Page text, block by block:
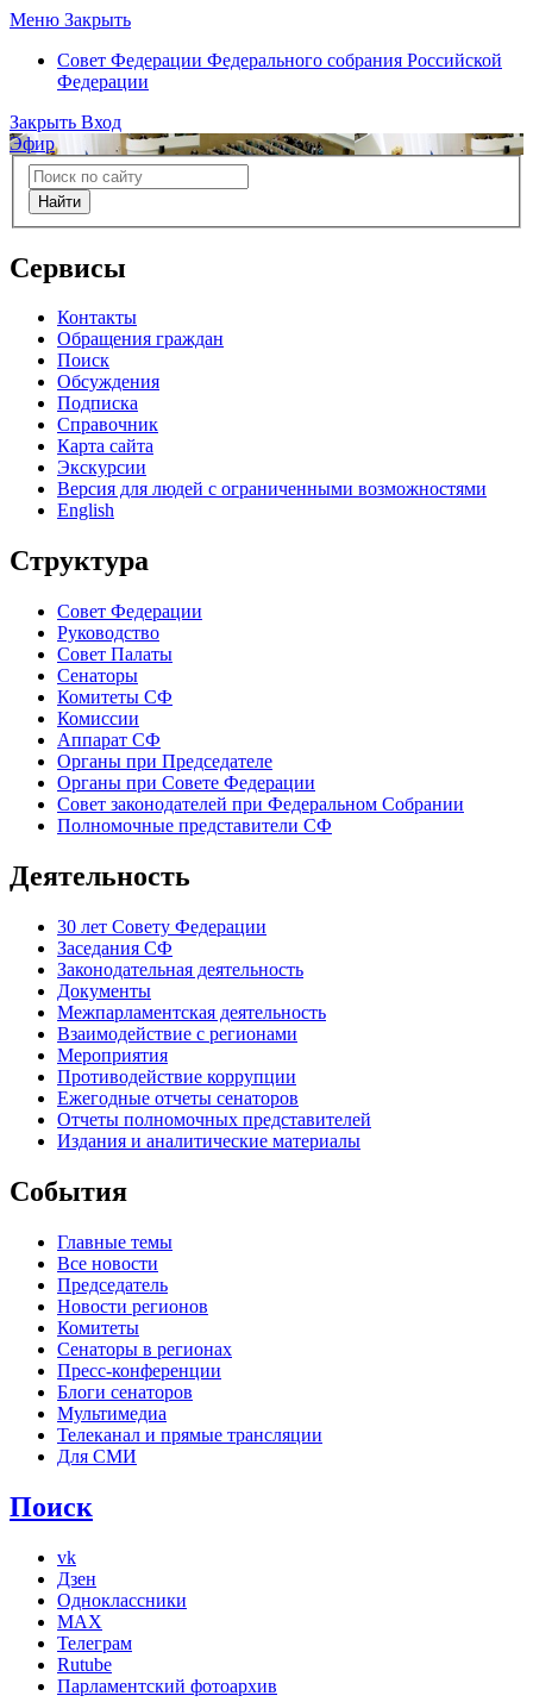
Меню Закрыть
Совет Федерации Федерального собрания Российской
Федерации
Закрыть Вход
Эфир
Найти
Сервисы
Контакты
Обращения граждан
Поиск
Обсуждения
Подписка
Справочник
Карта сайта
Экскурсии
Версия для людей с ограниченными возможностями
English
Структура
Совет Федерации
Руководство
Совет Палаты
Сенаторы
Комитеты СФ
Комиссии
Аппарат СФ
Органы при Председателе
Органы при Совете Федерации
Совет законодателей при Федеральном Собрании
Полномочные представители СФ
Деятельность
30 лет Совету Федерации
Заседания СФ
Законодательная деятельность
Документы
Межпарламентская деятельность
Взаимодействие с регионами
Мероприятия
Противодействие коррупции
Ежегодные отчеты сенаторов
Отчеты полномочных представителей
Издания и аналитические материалы
События
Главные темы
Все новости
Председатель
Новости регионов
Комитеты
Сенаторы в регионах
Пресс-конференции
Блоги сенаторов
Мультимедиа
Телеканал и прямые трансляции
Для СМИ
Поиск
vk
Дзен
Одноклассники
MAX
Телеграм
Rutube
Парламентский фотоархив